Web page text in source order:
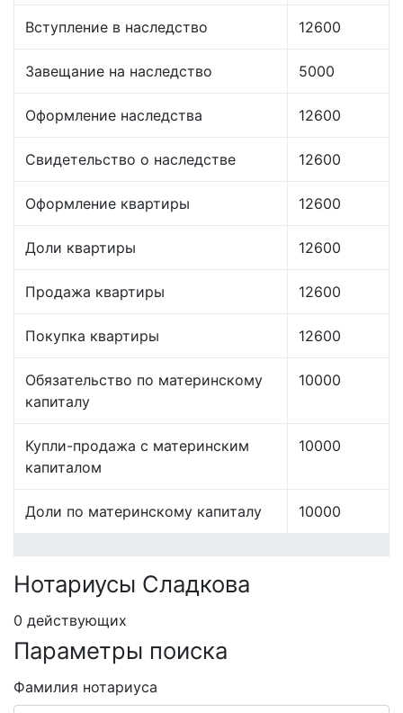
Вступление в наследство 12600
Завещание на наследство 5000
Оформление наследства 12600
Свидетельство о наследстве 12600
Оформление квартиры 12600
Доли квартиры 12600
Продажа квартиры 12600
Покупка квартиры 12600
Обязательство по материнскому
капиталу
10000
Купли-продажа с материнским
капиталом
10000
Доли по материнскому капиталу 10000
Нотариусы Сладкова
0 действующих
Параметры поиска
Фамилия нотариуса